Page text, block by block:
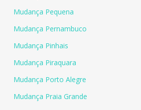
Mudança Pequena
Mudança Pernambuco
Mudança Pinhais
Mudança Piraquara
Mudança Porto Alegre
Mudança Praia Grande